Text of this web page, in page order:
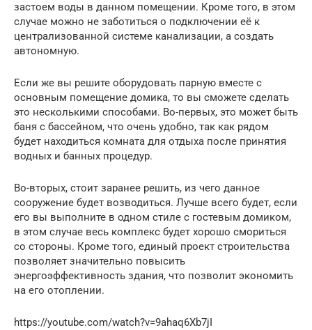
застоем воды в данном помещении. Кроме того, в этом
случае можно не заботиться о подключении её к
централизованной системе канализации, а создать
автономную.
Если же вы решите оборудовать парную вместе с
основным помещение домика, то вы сможете сделать
это несколькими способами. Во-первых, это может быть
баня с бассейном, что очень удобно, так как рядом
будет находиться комната для отдыха после принятия
водных и банных процедур.
Во-вторых, стоит заранее решить, из чего данное
сооружение будет возводиться. Лучше всего будет, если
его вы выполните в одном стиле с гостевым домиком,
в этом случае весь комплекс будет хорошо смориться
со стороны. Кроме того, единый проект строительства
позволяет значительно повысить
энергоэффективность здания, что позволит экономить
на его отоплении.
https://youtube.com/watch?v=9ahaq6Xb7jI